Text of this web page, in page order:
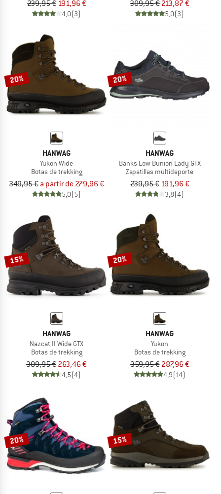
239,95 € 191,96 €
4,0(3)
309,95 € 213,87 €
5,0(3)
20%
HANWAG
Yukon Wide
Botas de trekking
349,95 € a partir de 279,96 €
5,0(5)
20%
HANWAG
Banks Low Bunion Lady GTX
Zapatillas multideporte
239,95 € 191,96 €
3,8(4)
15%
HANWAG
Nazcat II Wide GTX
Botas de trekking
309,95 € 263,46 €
4,5(4)
20%
HANWAG
Yukon
Botas de trekking
359,95 € 287,96 €
4,9(14)
20% 15%